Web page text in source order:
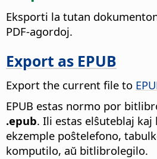
Eksporti la tutan
PDF-agordoj.
Export as EPUB
Export the current file to
EPUB estas normo por
.epub. Ili estas elŝuteblaj kaj
ekzemple poŝtelefono,
komputilo, aŭ bitlibrolegilo.